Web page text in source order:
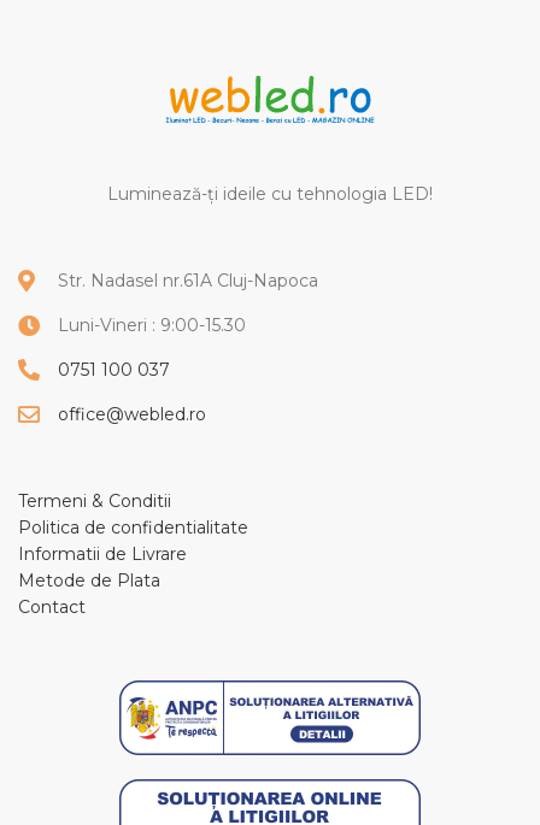
Luminează-ți ideile cu tehnologia LED!
Str. Nadasel nr.61A Cluj-Napoca
Luni-Vineri : 9:00-15.30
0751 100 037
office@webled.ro
Termeni & Conditii
Politica de confidentialitate
Informatii de Livrare
Metode de Plata
Contact